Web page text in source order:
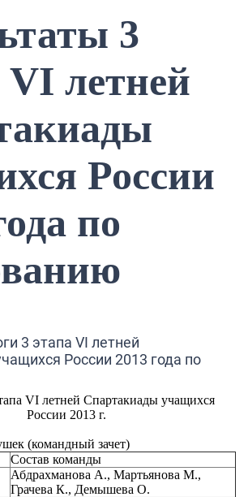
3
VI летней
России
по
3 этапа VI летней
России 2013 года по
VI летней Спартакиады учащихся
России 2013 г.
(командный зачет)
Состав команды
Абдрахманова А., Мартьянова М.,
Грачева К., Демышева О.